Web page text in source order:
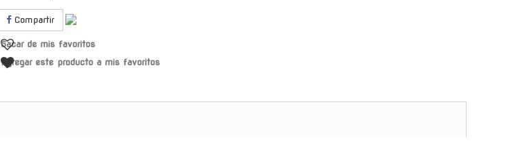
Compartir
Sacar de mis favoritos
Agregar este producto a mis favoritos